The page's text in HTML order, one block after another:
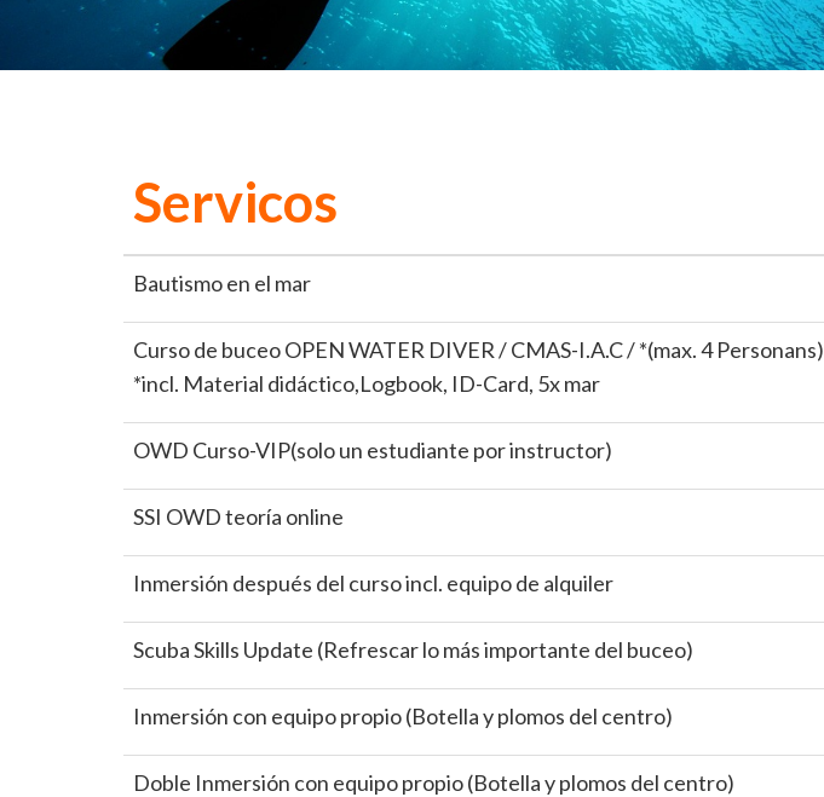
Servicos
Bautismo en el mar
Curso de buceo OPEN WATER DIVER / CMAS-I.A.C / *(max. 4 Personans)
*incl. Material didáctico,Logbook, ID-Card, 5x mar
OWD Curso-VIP(solo un estudiante por instructor)
SSI OWD teoría online
Inmersión después del curso incl. equipo de alquiler
Scuba Skills Update (Refrescar lo más importante del buceo)
Inmersión con equipo propio (Botella y plomos del centro)
Doble Inmersión con equipo propio (Botella y plomos del centro)